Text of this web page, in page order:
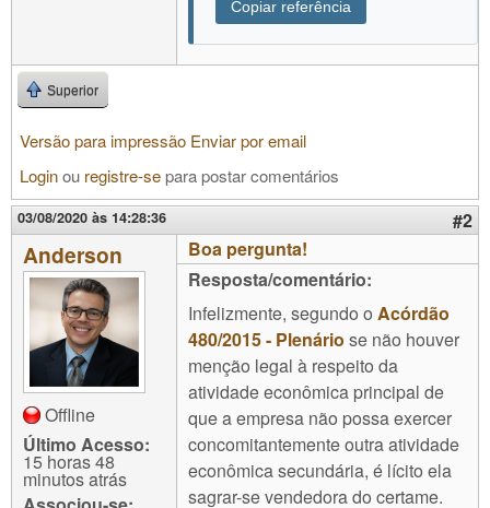
Copiar referência
Superior
Versão para impressão Enviar por email
Loginou registre-separa postar comentários
03/08/2020 às 14:28:36 #2
Anderson
Offline
Último Acesso:
15 horas 48
minutos atrás
Boa pergunta!
Resposta/comentário:
Infelizmente, segundo o Acórdão
480/2015 - Plenário se não houver
menção legal à respeito da
atividade econômica principal de
que a empresa não possa exercer
concomitantemente outra atividade
econômica secundária, é lícito ela
sagrar-se vendedora do certame.